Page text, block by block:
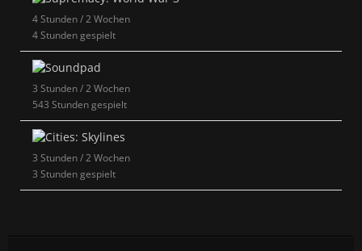
4 Stunden / 2 Wochen
4 Stunden gespielt
3 Stunden / 2 Wochen
543 Stunden gespielt
3 Stunden / 2 Wochen
3 Stunden gespielt